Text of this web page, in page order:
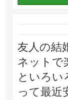
友人の結
ネットで
といろい
って最近